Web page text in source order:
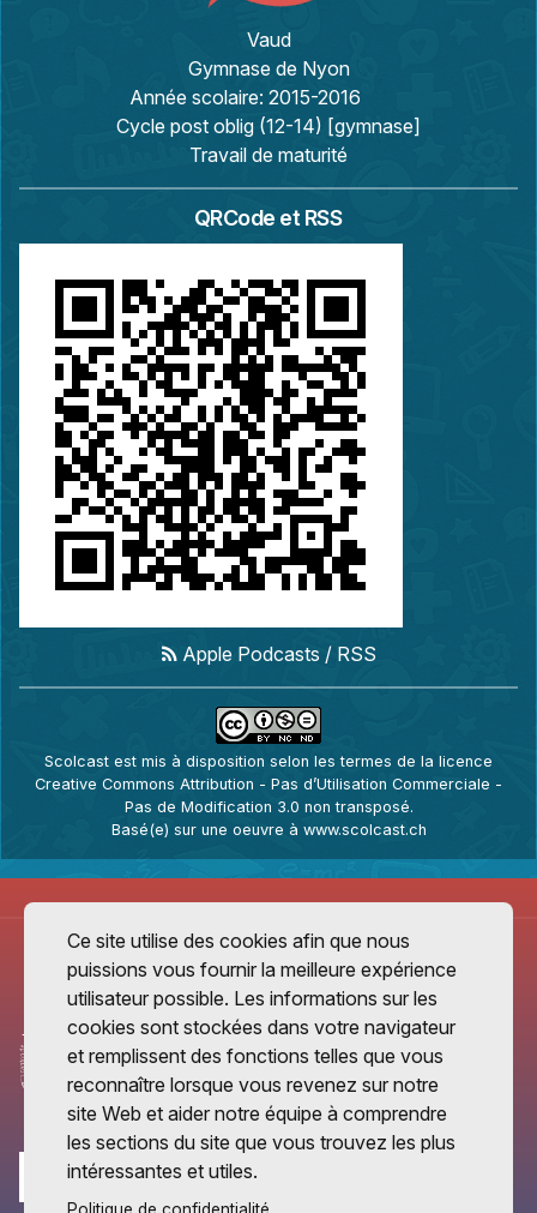
Vaud
Gymnase de Nyon
Année scolaire: 2015-2016
Cycle post oblig (12-14) [gymnase]
Travail de maturité
QRCode et RSS
Apple Podcasts / RSS
Scolcast est mis à disposition selon les termes de la licence
Creative Commons Attribution - Pas d’Utilisation Commerciale -
Pas de Modification 3.0 non transposé.
Basé(e) sur une oeuvre à www.scolcast.ch
Ce site utilise des cookies afin que nous
puissions vous fournir la meilleure expérience
utilisateur possible. Les informations sur les
cookies sont stockées dans votre navigateur
et remplissent des fonctions telles que vous
reconnaître lorsque vous revenez sur notre
site Web et aider notre équipe à comprendre
les sections du site que vous trouvez les plus
intéressantes et utiles.